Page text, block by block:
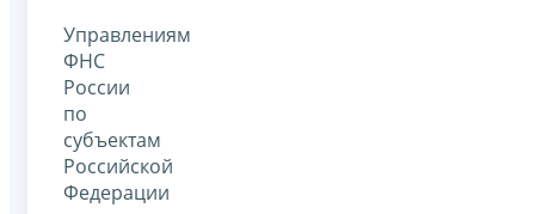
Управлениям
ФНС
России
по
субъектам
Российской
Федерации